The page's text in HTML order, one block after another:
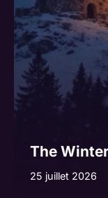
The
25 juillet 2026